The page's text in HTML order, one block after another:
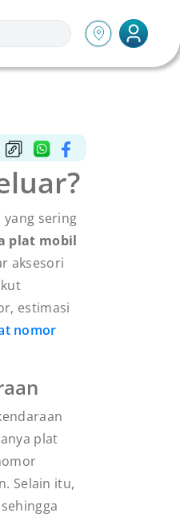
sering
plat mobil
aksesori
estimasi
nomor
plat
Selain itu,